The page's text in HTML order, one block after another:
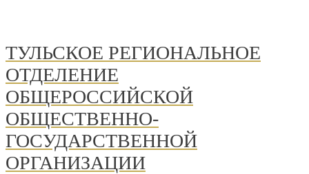
ТУЛЬСКОЕ РЕГИОНАЛЬНОЕ
ОТДЕЛЕНИЕ
ОБЩЕРОССИЙСКОЙ
ОБЩЕСТВЕННО-
ГОСУДАРСТВЕННОЙ
ОРГАНИЗАЦИИ